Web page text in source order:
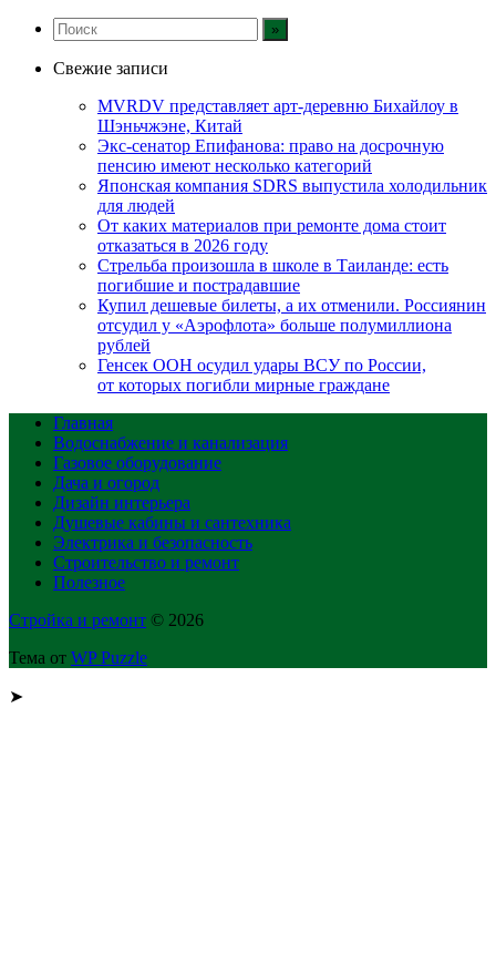
Свежие записи
MVRDV представляет арт-деревню Бихайлоу в
Шэньчжэне, Китай
Экс-сенатор Епифанова: право на досрочную
пенсию имеют несколько категорий
Японская компания SDRS выпустила холодильник
для людей
От каких материалов при ремонте дома стоит
отказаться в 2026 году
Стрельба произошла в школе в Таиланде: есть
погибшие и пострадавшие
Купил дешевые билеты, а их отменили. Россиянин
отсудил у «Аэрофлота» больше полумиллиона
рублей
Генсек ООН осудил удары ВСУ по России,
от которых погибли мирные граждане
Главная
Водоснабжение и канализация
Газовое оборудование
Дача и огород
Дизайн интерьера
Душевые кабины и сантехника
Электрика и безопасность
Строительство и ремонт
Полезное
Стройка и ремонт © 2026
Тема от WP Puzzle
➤